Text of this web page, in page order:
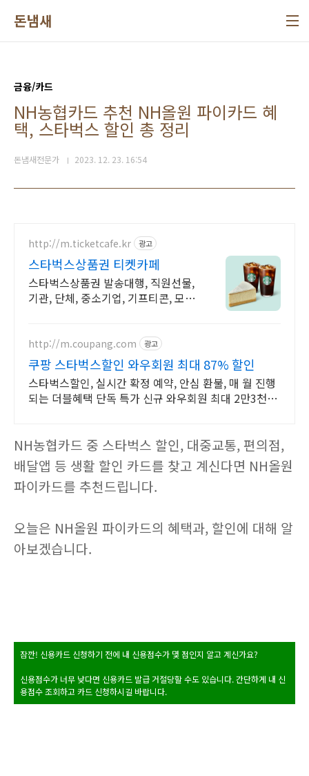
돈냄새
금융/카드
NH농협카드 추천 NH올원 파이카드 혜
택, 스타벅스 할인 총 정리
돈냄새전문가 2023. 12. 23. 16:54
http://m.ticketcafe.kr 광고
스타벅스상품권 티켓카페
스타벅스상품권 발송대행, 직원선물,
기관, 단체, 중소기업, 기프티콘, 모바
http://m.coupang.com 광고
쿠팡 스타벅스할인 와우회원 최대 87% 할인
스타벅스할인, 실시간 확정 예약, 안심 환불, 매 월 진행
되는 더블혜택 단독 특가 신규 와우회원 최대 2만3천원
NH농협카드 중 스타벅스 할인, 대중교통, 편의점,
배달앱 등 생활 할인 카드를 찾고 계신다면 NH올원
파이카드를 추천드립니다.
오늘은 NH올원 파이카드의 혜택과, 할인에 대해 알
아보겠습니다.
잠깐! 신용카드 신청하기 전에 내 신용점수가 몇 점인지 알고 계신가요?
신용점수가 너무 낮다면 신용카드 발급 거절당할 수도 있습니다. 간단하게 내 신
용점수 조회하고 카드 신청하시길 바랍니다.